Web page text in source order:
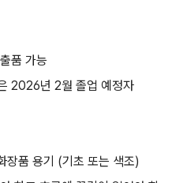
품 가능
2026년 2월 졸업 예정자
장품 용기 (기초 또는 색조)